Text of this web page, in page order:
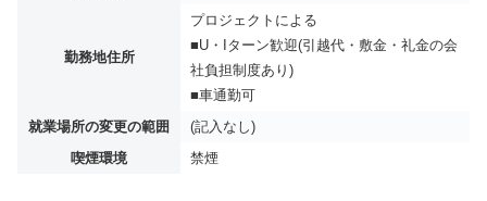
勤務地住所
プロジェクトによる
■U・Iターン歓迎(引越代・敷金・礼金の会
社負担制度あり)
■車通勤可
就業場所の変更の範囲
(記入なし)
喫煙環境
禁煙